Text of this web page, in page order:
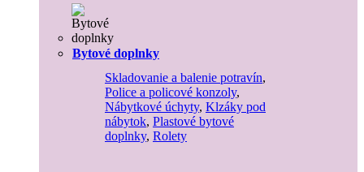
Bytové doplnky
Skladovanie a balenie potravín,
Police a policové konzoly,
Nábytkové úchyty, Klzáky pod
nábytok, Plastové bytové
doplnky, Rolety